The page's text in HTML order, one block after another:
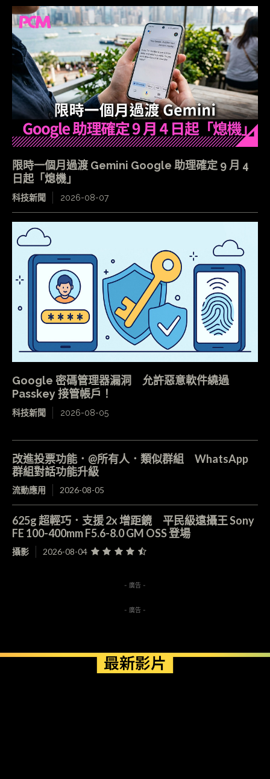
限時一個月過渡 Gemini Google 助理確定 9 月 4
日起「熄機」
科技新聞 2026-08-07
Google 密碼管理器漏洞 允許惡意軟件繞過
Passkey 接管帳戶！
科技新聞 2026-08-05
改進投票功能．@所有人．類似群組 WhatsApp
群組對話功能升級
流動應用 2026-08-05
625g 超輕巧．支援 2x 增距鏡 平民級遠攝王 Sony
FE 100-400mm F5.6-8.0 GM OSS 登場
攝影 2026-08-04
- 廣告 -
- 廣告 -
最新影片